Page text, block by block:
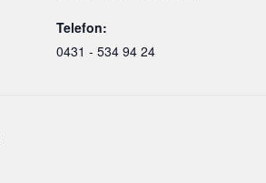
Telefon:
0431 - 534 94 24